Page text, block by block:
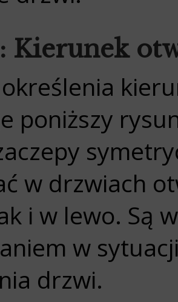
Kierunek
poniższy
w drzwiach
i w lewo. Są
w
drzwi.